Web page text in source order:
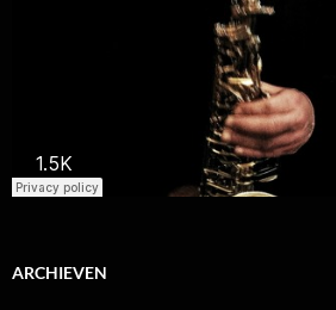
ARCHIEVEN